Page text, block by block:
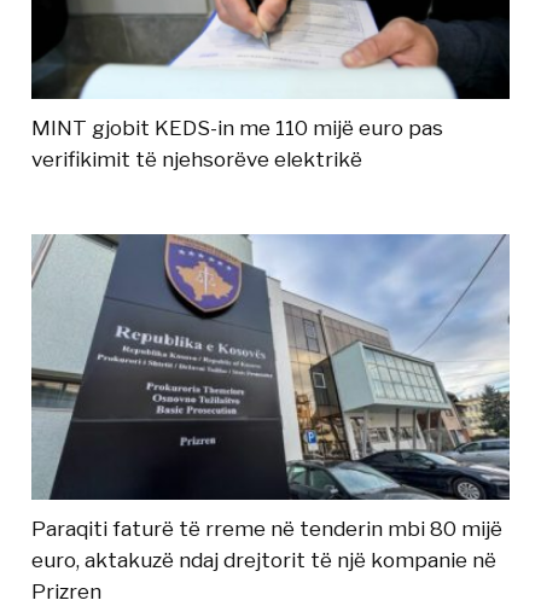
MINT gjobit KEDS-in me 110 mijë euro pas
verifikimit të njehsorëve elektrikë
Paraqiti faturë të rreme në tenderin mbi 80 mijë
euro, aktakuzë ndaj drejtorit të një kompanie në
Prizren